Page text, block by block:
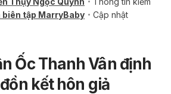
biên tập MarryBaby
Cập nhật
Ốc Thanh Vân định
kết hôn giả